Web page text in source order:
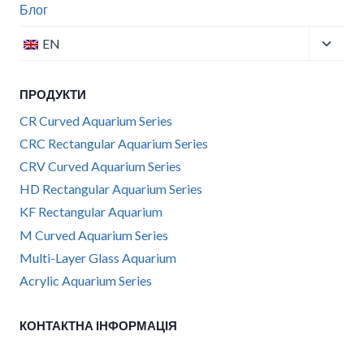
Блог
EN
ПРОДУКТИ
CR Curved Aquarium Series
CRC Rectangular Aquarium Series
CRV Curved Aquarium Series
HD Rectangular Aquarium Series
KF Rectangular Aquarium
M Curved Aquarium Series
Multi-Layer Glass Aquarium
Acrylic Aquarium Series
КОНТАКТНА ІНФОРМАЦІЯ